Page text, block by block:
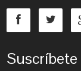
Suscríbete